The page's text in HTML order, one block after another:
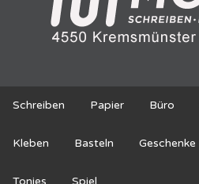
Schreiben Papier Büro
Kleben Basteln Geschenke
Tonies Spiel